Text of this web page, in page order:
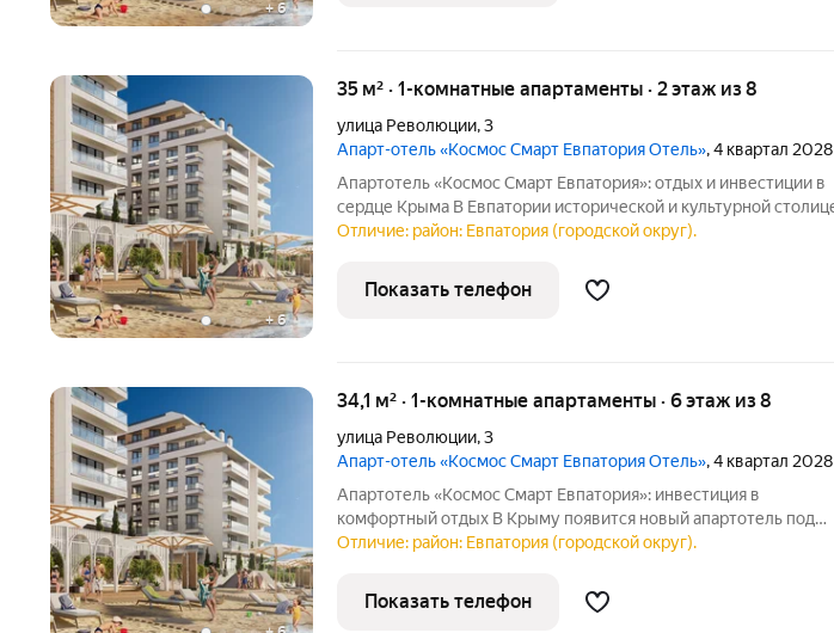
+6
+6
35 м² · 1-комнатные апартаменты · 2 этаж из 8
улица Революции,3
Апарт-отель «Космос Смарт Евпатория Отель», 4 квартал 2028
Апартотель «Космос Смарт Евпатория»: отдых и инвестиции в
сердце Крыма В Евпатории исторической и культурной столице
региона появится эксклюзивный апартотель «Космос Смарт
федерального отельного
Отличие: район: Евпатория (городской округ).
Показать телефон
34,1 м² · 1-комнатные апартаменты · 6 этаж из 8
улица Революции,3
Апарт-отель «Космос Смарт Евпатория Отель», 4 квартал 2028
Апартотель «Космос Смарт Евпатория»: инвестиция в
комфортный отдых В Крыму появится новый апартотель под
управлением федерального оператора CosmosHotelGroup
только для качественного отдыха, но
Отличие: район: Евпатория (городской округ).
Показать телефон